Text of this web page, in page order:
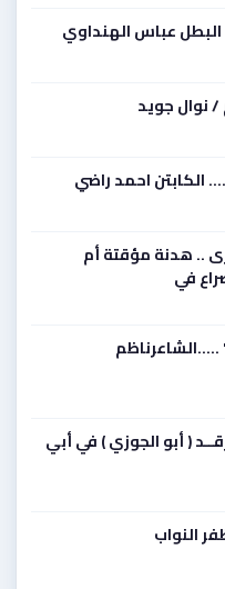
عباس الهنداوي
نوال جويد
الكابتن احمد راضي
.. هدنة مؤقتة أم
في
( أبو الجوزي ) في أبي
النواب